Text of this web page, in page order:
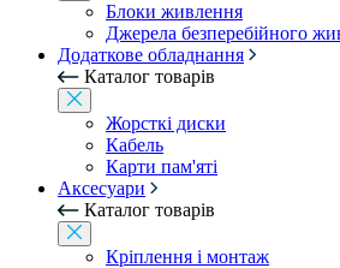
Блоки живлення
Джерела безперебійного
Додаткове обладнання
Каталог товарів
Жорсткі диски
Кабель
Карти пам'яті
Аксесуари
Каталог товарів
Кріплення і монтаж